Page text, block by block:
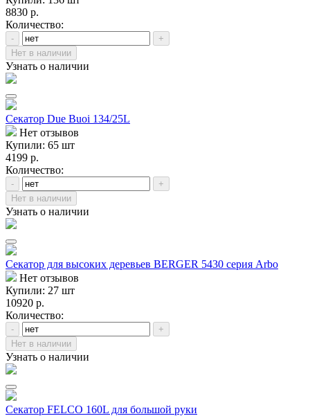
8830 р.
Количество:
-
+
Нет в наличии
Узнать о наличии
Секатор Due Buoi 134/25L
Нет отзывов
Купили: 65 шт
4199 р.
Количество:
-
+
Нет в наличии
Узнать о наличии
Секатор для высоких деревьев BERGER 5430 серия Arbo
Нет отзывов
Купили: 27 шт
10920 р.
Количество:
-
+
Нет в наличии
Узнать о наличии
Секатор FELCO 160L для большой руки